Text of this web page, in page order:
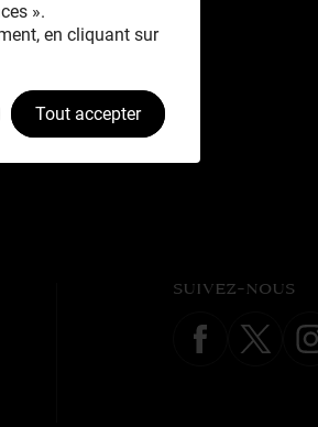
SUIVEZ-NOUS
».
en cliquant sur
Tout accepter